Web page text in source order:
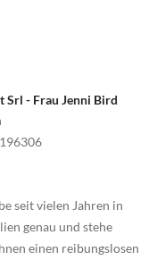
Srl - Frau Jenni Bird
196306
seit vielen Jahren in
genau und stehe
einen reibungslosen